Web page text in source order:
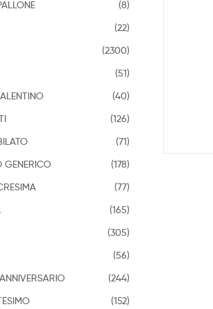
(8)
(22)
(2300)
(51)
(40)
(126)
(71)
GENERICO
(178)
(77)
(165)
(305)
(56)
(244)
(152)